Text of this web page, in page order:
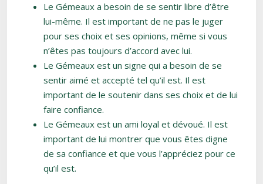
Le Gémeaux a besoin de se sentir libre d’être
lui-même. Il est important de ne pas le juger
pour ses choix et ses opinions, même si vous
n’êtes pas toujours d’accord avec lui.
Le Gémeaux est un signe qui a besoin de se
sentir aimé et accepté tel qu’il est. Il est
important de le soutenir dans ses choix et de lui
faire confiance.
Le Gémeaux est un ami loyal et dévoué. Il est
important de lui montrer que vous êtes digne
de sa confiance et que vous l’appréciez pour ce
qu’il est.